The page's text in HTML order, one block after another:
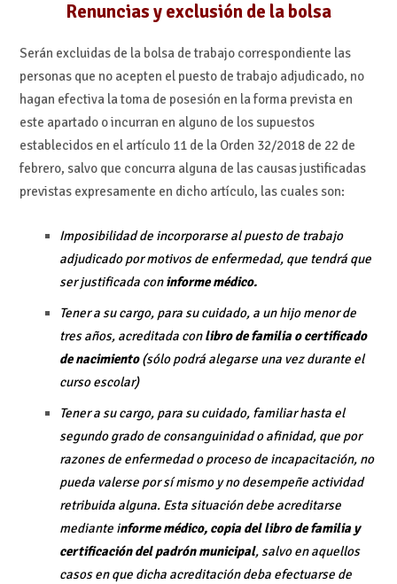
Renuncias y exclusión de la bolsa
Serán excluidas de la bolsa de trabajo correspondiente las
personas que no acepten el puesto de trabajo adjudicado, no
hagan efectiva la toma de posesión en la forma prevista en
este apartado o incurran en alguno de los supuestos
establecidos en el artículo 11 de la Orden 32/2018 de 22 de
febrero, salvo que concurra alguna de las causas justificadas
previstas expresamente en dicho artículo, las cuales son:
Imposibilidad de incorporarse al puesto de trabajo
adjudicado por motivos de enfermedad, que tendrá que
ser justificada coninforme médico.
Tener a su cargo, para su cuidado, a un hijo menor de
tres años, acreditada conlibro de familia o certificado
de nacimiento(sólo podrá alegarse una vez durante el
curso escolar)
Tener a su cargo, para su cuidado, familiar hasta el
segundo grado de consanguinidad o afinidad, que por
razones de enfermedad o proceso de incapacitación, no
pueda valerse por sí mismo y no desempeñe actividad
retribuida alguna. Esta situación debe acreditarse
mediante informe médico, copia del libro de familia y
certificación del padrón municipal, salvo en aquellos
casos en que dicha acreditación deba efectuarse de